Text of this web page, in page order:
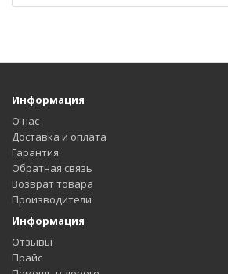
Информация
О нас
Доставка и оплата
Гарантия
Обратная связь
Возврат товара
Производители
Информация
Отзывы
Прайс